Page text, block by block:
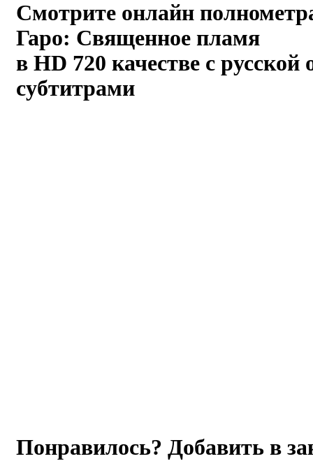
Смотрите онлайн
Гаро: Священное пламя
в HD 720 качестве с русской
субтитрами
Понравилось? Добавить в